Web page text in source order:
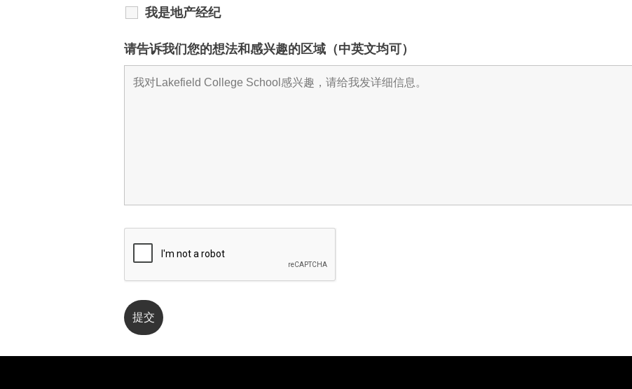
我是地产经纪
请告诉我们您的想法和感兴趣的区域（中英文均可）